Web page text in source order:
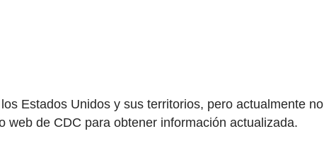
Estados Unidos y sus territorios, pero actualmente no
web de CDC para obtener información actualizada.